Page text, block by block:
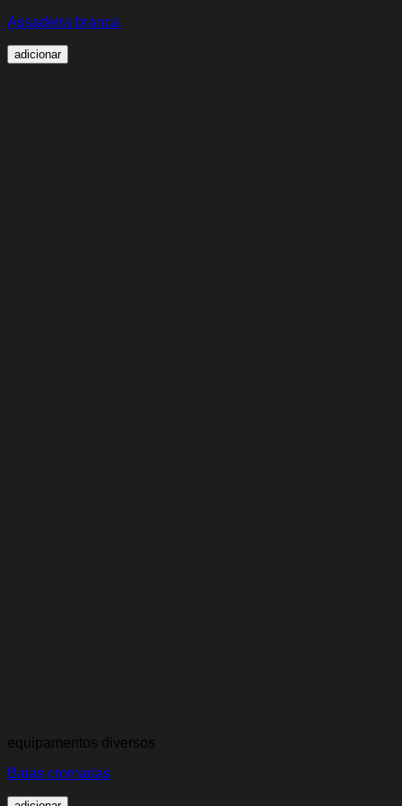
Assadeira branca
adicionar
equipamentos diversos
Baias cromadas